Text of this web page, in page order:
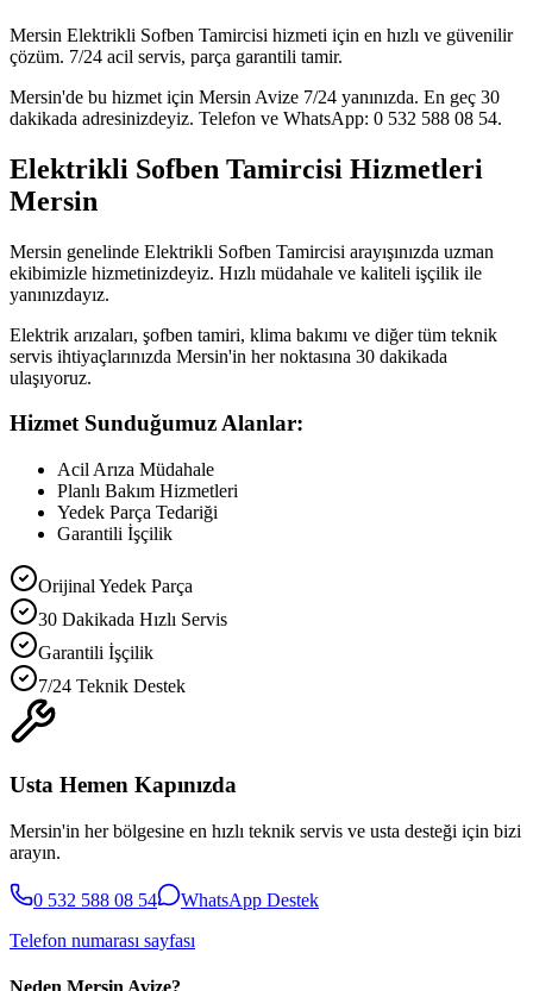
Mersin Elektrikli Sofben Tamircisi hizmeti için en hızlı ve güvenilir
çözüm. 7/24 acil servis, parça garantili tamir.
Mersin'de bu hizmet için Mersin Avize 7/24 yanınızda. En geç 30
dakikada adresinizdeyiz. Telefon ve WhatsApp: 0 532 588 08 54.
Elektrikli Sofben Tamircisi Hizmetleri
Mersin
Mersin genelinde Elektrikli Sofben Tamircisi arayışınızda uzman
ekibimizle hizmetinizdeyiz. Hızlı müdahale ve kaliteli işçilik ile
yanınızdayız.
Elektrik arızaları, şofben tamiri, klima bakımı ve diğer tüm teknik
servis ihtiyaçlarınızda Mersin'in her noktasına 30 dakikada
ulaşıyoruz.
Hizmet Sunduğumuz Alanlar:
Acil Arıza Müdahale
Planlı Bakım Hizmetleri
Yedek Parça Tedariği
Garantili İşçilik
Orijinal Yedek Parça
30 Dakikada Hızlı Servis
Garantili İşçilik
7/24 Teknik Destek
Usta Hemen Kapınızda
Mersin'in her bölgesine en hızlı teknik servis ve usta desteği için bizi
arayın.
0 532 588 08 54
WhatsApp Destek
Telefon numarası sayfası
Neden Mersin Avize?